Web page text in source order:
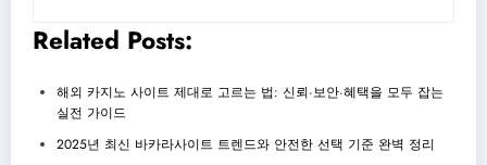
Related Posts:
해외 카지노 사이트 제대로 고르는 법: 신뢰·보안·혜택을 모두 잡는
실전 가이드
2025년 최신 바카라사이트 트렌드와 안전한 선택 기준 완벽 정리